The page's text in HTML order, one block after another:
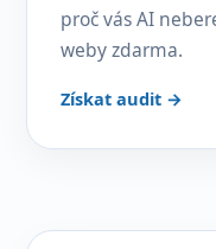
proč vás AI
weby zdarma.
Získat audit →